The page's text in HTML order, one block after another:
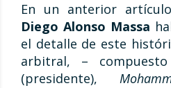
En un anterior
Diego Alonso Massa
el detalle de este
arbitral, –
(presidente),